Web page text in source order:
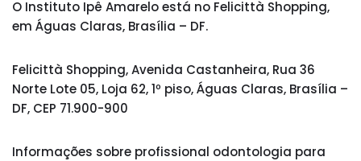
O Instituto Ipê Amarelo está no Felicittà Shopping,
em Águas Claras, Brasília – DF.
Felicittà Shopping, Avenida Castanheira, Rua 36
Norte Lote 05, Loja 62, 1º piso, Águas Claras, Brasília –
DF, CEP 71.900-900
Informações sobre profissional odontologia para